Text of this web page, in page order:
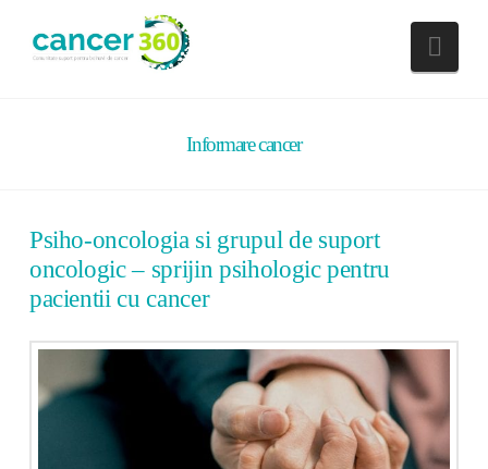
Informare cancer
Psiho-oncologia si grupul de suport
oncologic – sprijin psihologic pentru
pacientii cu cancer